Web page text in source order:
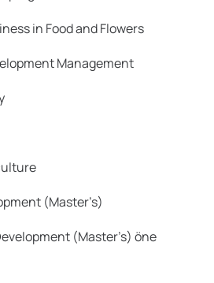
in Food and Flowers
Management
(Master’s)
(Master’s) öne